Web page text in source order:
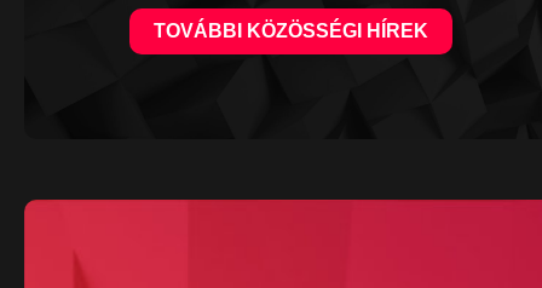
TOVÁBBI KÖZÖSSÉGI HÍREK